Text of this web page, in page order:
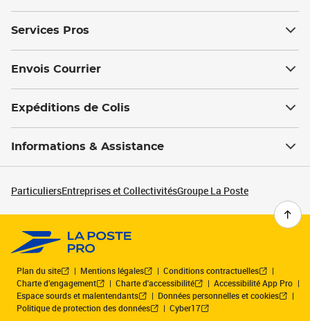
Services Pros
Envois Courrier
Expéditions de Colis
Informations & Assistance
ParticuliersEntreprises et CollectivitésGroupe La Poste
Plan du site Mentions légales
Conditions contractuelles
Charte d’engagement
Charte d'accessibilité
Accessibilité App Pro
Espace sourds et malentendants
Données personnelles et cookies
Politique de protection des données
Cyber17